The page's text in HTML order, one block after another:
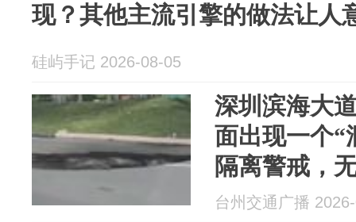
现？其他主流引擎的做法让人
硅屿手记 2026-08-05
深圳滨海大
面出现一个“
隔离警戒，
台州交通广播